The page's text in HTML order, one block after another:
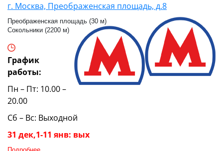
г. Москва, Преображенская площадь, д.8
Преображенская площадь (30 м)
Сокольники (2200 м)
График
работы:
Пн – Пт: 10.00 –
20.00
Сб – Вс: Выходной
31 дек,1-11 янв: вых